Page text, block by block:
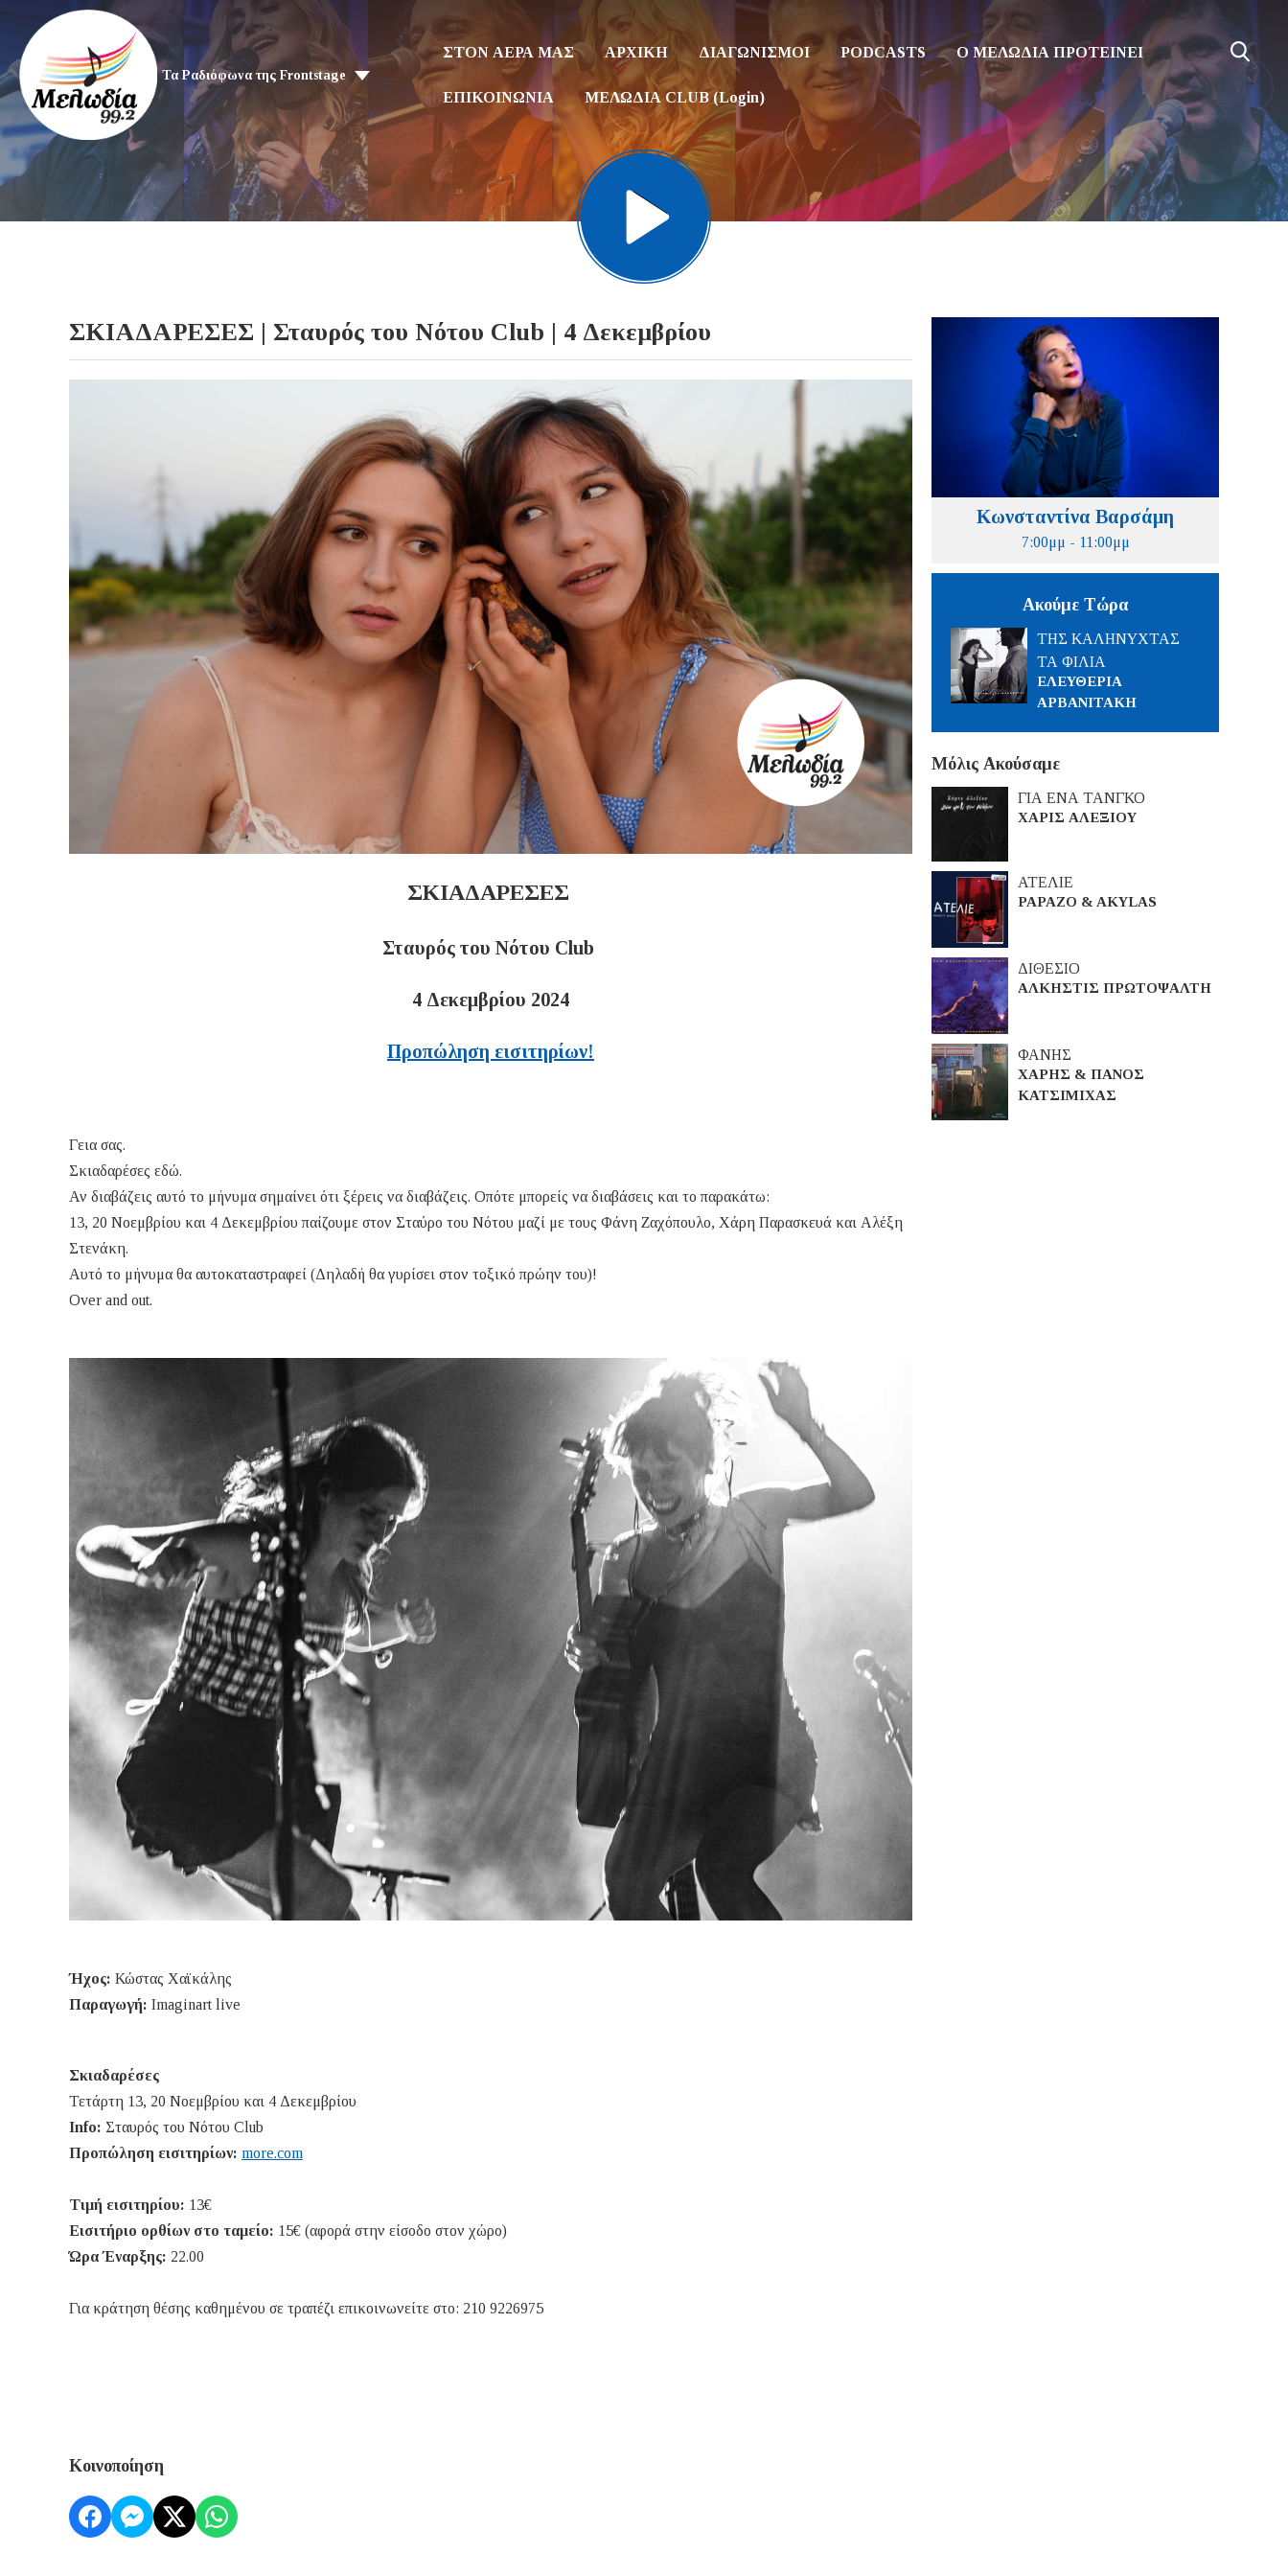
Τα Ραδιόφωνα της Frontstage
ΣΤΟΝ ΑΕΡΑ ΜΑΣ ΑΡΧΙΚΗ ΔΙΑΓΩΝΙΣΜΟΙ PODCASTS Ο ΜΕΛΩΔΙΑ ΠΡΟΤΕΙΝΕΙ
ΕΠΙΚΟΙΝΩΝΙΑ ΜΕΛΩΔΙΑ CLUB (Login)
ΣΚΙΑΔΑΡΕΣΕΣ | Σταυρός του Νότου Club | 4 Δεκεμβρίου
ΣΚΙΑΔΑΡΕΣΕΣ
Σταυρός του Νότου Club
4 Δεκεμβρίου 2024
Προπώληση εισιτηρίων!
Γεια σας.
Σκιαδαρέσες εδώ.
Αν διαβάζεις αυτό το μήνυμα σημαίνει ότι ξέρεις να διαβάζεις. Οπότε μπορείς να διαβάσεις και το παρακάτω:
13, 20 Νοεμβρίου και 4 Δεκεμβρίου παίζουμε στον Σταύρο του Νότου μαζί με τους Φάνη Ζαχόπουλο, Χάρη Παρασκευά και Αλέξη
Στενάκη.
Αυτό το μήνυμα θα αυτοκαταστραφεί (Δηλαδή θα γυρίσει στον τοξικό πρώην του)!
Over and out.
Ήχος: Κώστας Χαϊκάλης
Παραγωγή: Imaginart live
Σκιαδαρέσες
Τετάρτη 13, 20 Νοεμβρίου και 4 Δεκεμβρίου
Info: Σταυρός του Νότου Club
Προπώληση εισιτηρίων: more.com
Τιμή εισιτηρίου: 13€
Εισιτήριο ορθίων στο ταμείο: 15€ (αφορά στην είσοδο στον χώρο)
Ώρα Έναρξης: 22.00
Για κράτηση θέσης καθημένου σε τραπέζι επικοινωνείτε στο: 210 9226975
Κοινοποίηση
Κωνσταντίνα Βαρσάμη
7:00μμ - 11:00μμ
Ακούμε Τώρα
ΤΗΣ ΚΑΛΗΝΥΧΤΑΣ
ΤΑ ΦΙΛΙΑ
ΕΛΕΥΘΕΡΙΑ
ΑΡΒΑΝΙΤΑΚΗ
Μόλις Ακούσαμε
ΓΙΑ ΕΝΑ ΤΑΝΓΚΟ
ΧΑΡΙΣ ΑΛΕΞΙΟΥ
ΑΤΕΛΙΕ
PAPAZO & AKYLAS
ΔΙΘΕΣΙΟ
ΑΛΚΗΣΤΙΣ ΠΡΩΤΟΨΑΛΤΗ
ΦΑΝΗΣ
ΧΑΡΗΣ & ΠΑΝΟΣ
ΚΑΤΣΙΜΙΧΑΣ